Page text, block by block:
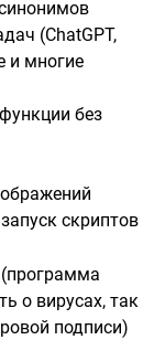
(ChatGPT,
и многие
без
скриптов
(программа
о вирусах, так
подписи)